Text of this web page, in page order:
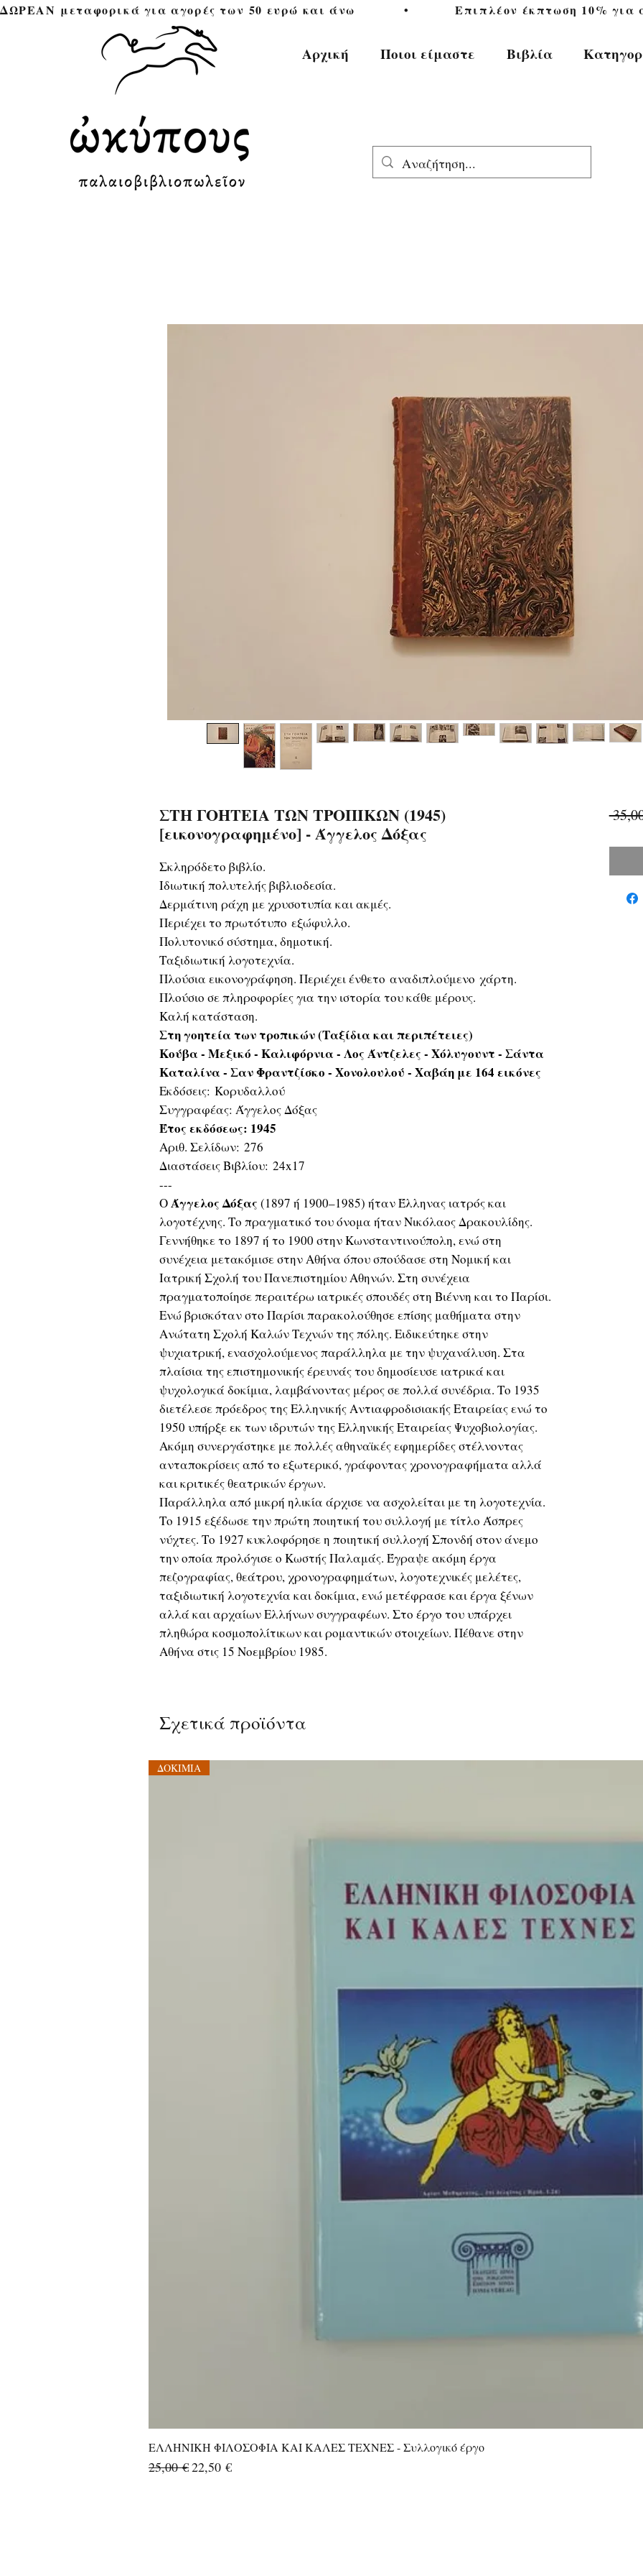
ΔΩΡΕΑΝ μεταφορικά για αγορές των 50 ευρώ και άνω            •           Επιπλέον έκπτωση 10%
Αρχική Ποιοι είμαστε Βιβλία
ΣΤΗ ΓΟΗΤΕΙΑ ΤΩΝ ΤΡΟΠΙΚΩΝ (1945)
[εικονογραφημένο] - Άγγελος Δόξας
Σκληρόδετο βιβλίο.
Ιδιωτική πολυτελής βιβλιοδεσία.
Δερμάτινη ράχη με χρυσοτυπία και ακμές.
Περιέχει το πρωτότυπο εξώφυλλο.
Πολυτονικό σύστημα, δημοτική.
Ταξιδιωτική λογοτεχνία.
Πλούσια εικονογράφηση. Περιέχει ένθετο αναδιπλούμενο χάρτη.
Πλούσιο σε πληροφορίες για την ιστορία του κάθε μέρους.
Καλή κατάσταση.
Στη γοητεία των τροπικών (Ταξίδια και περιπέτειες)
Κούβα - Μεξικό - Καλιφόρνια - Λος Άντζελες - Χόλυγουντ - Σάντα
Καταλίνα - Σαν Φραντζίσκο - Χονολουλού - Χαβάη με 164 εικόνες
Εκδόσεις: Κορυδαλλού
Συγγραφέας: Άγγελος Δόξας
Έτος εκδόσεως: 1945
Αριθ. Σελίδων: 276
Διαστάσεις Βιβλίου: 24x17
---
ΟΆγγελος Δόξας (1897 ή 1900–1985) ήταν Έλληνας ιατρός και
λογοτέχνης. Το πραγματικό του όνομα ήταν Νικόλαος Δρακουλίδης.
Γεννήθηκε το 1897 ή το 1900 στην Κωνσταντινούπολη, ενώ στη
συνέχεια μετακόμισε στην Αθήνα όπου σπούδασε στη Νομική και
Ιατρική Σχολή του Πανεπιστημίου Αθηνών. Στη συνέχεια
πραγματοποίησε περαιτέρω ιατρικές σπουδές στη Βιέννη και το Παρίσι.
Ενώ βρισκόταν στο Παρίσι παρακολούθησε επίσης μαθήματα στην
Ανώτατη Σχολή Καλών Τεχνών της πόλης. Ειδικεύτηκε στην
ψυχιατρική, ενασχολούμενος παράλληλα με την ψυχανάλυση. Στα
πλαίσια της επιστημονικής έρευνάς του δημοσίευσε ιατρικά και
ψυχολογικά δοκίμια, λαμβάνοντας μέρος σε πολλά συνέδρια. Το 1935
διετέλεσε πρόεδρος της Ελληνικής Αντιαφροδισιακής Εταιρείας ενώ το
1950 υπήρξε εκ των ιδρυτών της Ελληνικής Εταιρείας Ψυχοβιολογίας.
Ακόμη συνεργάστηκε με πολλές αθηναϊκές εφημερίδες στέλνοντας
ανταποκρίσεις από το εξωτερικό, γράφοντας χρονογραφήματα αλλά
και κριτικές θεατρικών έργων.
Παράλληλα από μικρή ηλικία άρχισε να ασχολείται με τη λογοτεχνία.
Το 1915 εξέδωσε την πρώτη ποιητική του συλλογή με τίτλο Άσπρες
νύχτες. Το 1927 κυκλοφόρησε η ποιητική συλλογή Σπονδή στον άνεμο
την οποία προλόγισε ο Κωστής Παλαμάς. Έγραψε ακόμη έργα
πεζογραφίας, θεάτρου, χρονογραφημάτων, λογοτεχνικές μελέτες,
ταξιδιωτική λογοτεχνία και δοκίμια, ενώ μετέφρασε και έργα ξένων
αλλά και αρχαίων Ελλήνων συγγραφέων. Στο έργο του υπάρχει
πληθώρα κοσμοπολίτικων και ρομαντικών στοιχείων. Πέθανε στην
Αθήνα στις 15 Νοεμβρίου 1985.
Σχετικά προϊόντα
Γρήγορη προβολή
ΔΟΚΙΜΙΑ
ΕΛΛΗΝΙΚΗ ΦΙΛΟΣΟΦΙΑ ΚΑΙ ΚΑΛΕΣ ΤΕΧΝΕΣ - Συλλογικό έργο
Κανονική τιμή
25,00 €Τιμή Έκπτωσης
22,50 €